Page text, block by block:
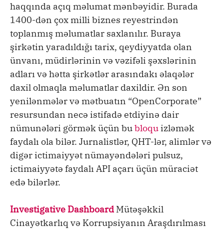
haqqında açıq məlumat mənbəyidir. Burada
1400-dən çox milli biznes reyestrindən
toplanmış məlumatlar saxlanılır. Buraya
şirkətin yaradıldığı tarix, qeydiyyatda olan
ünvanı, müdirlərinin və vəzifəli şəxslərinin
adları və hətta şirkətlər arasındakı əlaqələr
daxil olmaqla məlumatlar daxildir. Ən son
yenilənmələr və mətbuatın “OpenCorporate”
resursundan necə istifadə etdiyinə dair
nümunələri görmək üçün bubloqu izləmək
faydalı ola bilər. Jurnalistlər, QHT-lər, alimlər və
digər ictimaiyyət nümayəndələri pulsuz,
ictimaiyyətə faydalı API açarı üçün müraciət
edə bilərlər.
Investigative Dashboard Mütəşəkkil
Cinayətkarlıq və Korrupsiyanın Araşdırılması